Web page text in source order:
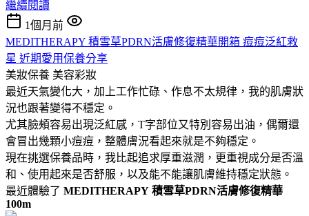
繼續閱讀
1個月前
MEDITHERAPY 積雪草PDRN活膚修復精華開箱 痘痘泛紅救
星 近期愛用保養分享
美妝保養 美容彩妝
最近天氣變化大，加上工作忙碌、作息不太規律，我的肌膚狀
況也跟著變得不穩定。
尤其臉頰容易出現泛紅感，T字部位又特別容易出油，偶爾還
會冒出幾顆小痘痘，整體膚況看起來就是不夠穩定。
現在挑選保養品時，我比起追求厚重滋潤，更重視成分是否溫
和、使用起來是否舒服，以及能不能讓肌膚維持穩定狀態。
最近體驗了 MEDITHERAPY 積雪草PDRN活膚修復精華
100m